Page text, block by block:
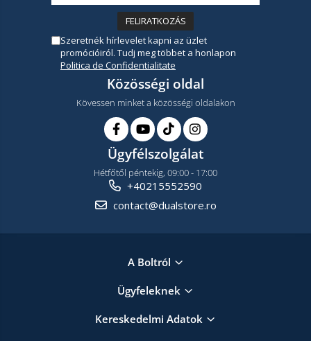
Szeretnék hírlevelet kapni az üzlet
promócióiról. Tudj meg többet a honlapon
Politica de Confidentialitate
Közösségi oldal
Kövessen minket a közösségi oldalakon
Ügyfélszolgálat
Hétfőtől péntekig, 09:00 - 17:00
+40215552590
contact@dualstore.ro
A Boltról
Ügyfeleknek
Kereskedelmi Adatok